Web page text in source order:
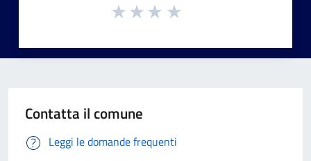
Contatta il comune
Leggi le domande frequenti